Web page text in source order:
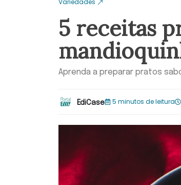
Variedades
5 receitas
Aprenda a preparar pratos
EdiCase 5 minutos de leitura